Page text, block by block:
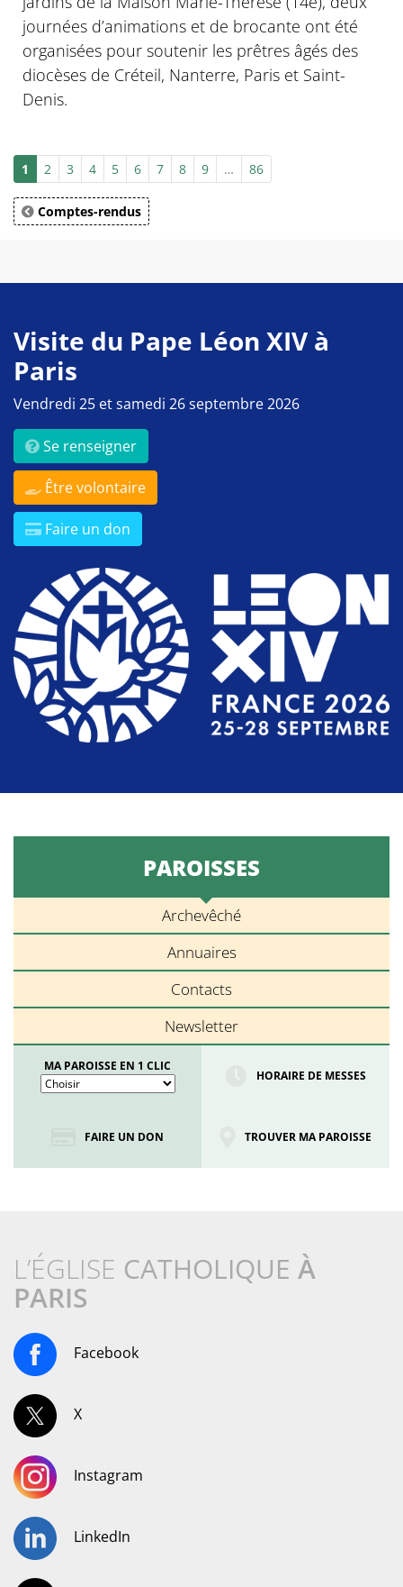
journées d’animations et de brocante ont été
organisées pour soutenir les prêtres âgés des
diocèses de Créteil, Nanterre, Paris et Saint-
Denis.
1 2 3 4 5 6 7 8 9 … 86
Comptes-rendus
Visite du Pape Léon XIV à
Paris
Vendredi 25 et samedi 26 septembre 2026
Se renseigner
Être volontaire
Faire un don
PAROISSES
Archevêché
Annuaires
Contacts
Newsletter
MA PAROISSE EN 1 CLIC
HORAIRE DE MESSES
FAIRE UN DON TROUVER MA PAROISSE
L’ÉGLISE CATHOLIQUE À
PARIS
Facebook
X
Instagram
LinkedIn